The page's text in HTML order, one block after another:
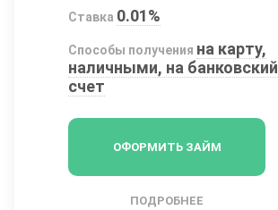
Ставка 0.01%
Способы получения на карту,
наличными, на банковский
счет
ОФОРМИТЬ ЗАЙМ
ПОДРОБНЕЕ